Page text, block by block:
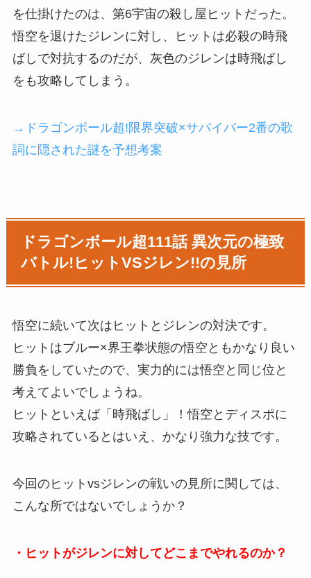
を仕掛けたのは、第6宇宙の殺し屋ヒットだった。
悟空を退けたジレンに対し、ヒットは必殺の時飛
ばしで対抗するのだが、灰色のジレンは時飛ばし
をも攻略してしまう。
→ドラゴンボール超!限界突破×サバイバー2番の歌
詞に隠された謎を予想考案
ドラゴンボール超111話 異次元の極致
バトル!ヒットVSジレン!!の見所
悟空に続いて次はヒットとジレンの対決です。
ヒットはブルー×界王拳状態の悟空ともかなり良い
勝負をしていたので、実力的には悟空と同じ位と
考えてよいでしょうね。
ヒットといえば「時飛ばし」！悟空とディスポに
攻略されているとはいえ、かなり強力な技です。
今回のヒットvsジレンの戦いの見所に関しては、
こんな所ではないでしょうか？
・ヒットがジレンに対してどこまでやれるのか？